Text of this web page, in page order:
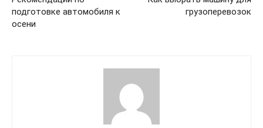
подготовке автомобиля к
осени
грузоперевозок